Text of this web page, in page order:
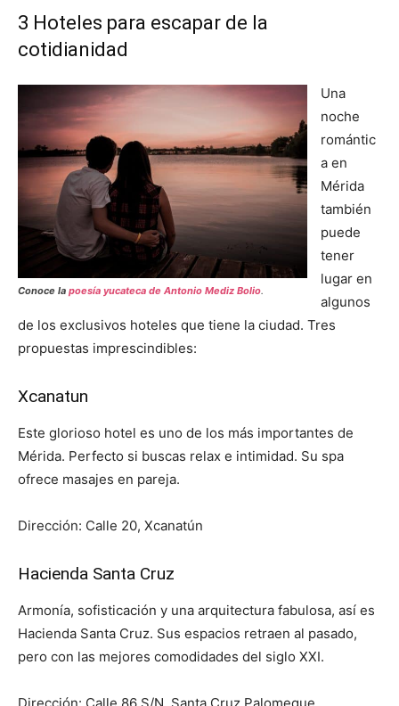
3 Hoteles para escapar de la
cotidianidad
Conoce la poesía yucateca de Antonio Mediz Bolio.
Una
noche
romántic
a en
Mérida
también
puede
tener
lugar en
algunos
de los exclusivos hoteles que tiene la ciudad. Tres
propuestas imprescindibles:
Xcanatun
Este glorioso hotel es uno de los más importantes de
Mérida. Perfecto si buscas relax e intimidad. Su spa
ofrece masajes en pareja.
Dirección: Calle 20, Xcanatún
Hacienda Santa Cruz
Armonía, sofisticación y una arquitectura fabulosa, así es
Hacienda Santa Cruz. Sus espacios retraen al pasado,
pero con las mejores comodidades del siglo XXI.
Dirección: Calle 86 S/N, Santa Cruz Palomeque.